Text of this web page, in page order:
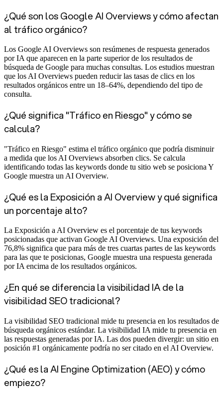
¿Qué son los Google AI Overviews y cómo afectan
al tráfico orgánico?
Los Google AI Overviews son resúmenes de respuesta generados
por IA que aparecen en la parte superior de los resultados de
búsqueda de Google para muchas consultas. Los estudios muestran
que los AI Overviews pueden reducir las tasas de clics en los
resultados orgánicos entre un 18–64%, dependiendo del tipo de
consulta.
¿Qué significa "Tráfico en Riesgo" y cómo se
calcula?
"Tráfico en Riesgo" estima el tráfico orgánico que podría disminuir
a medida que los AI Overviews absorben clics. Se calcula
identificando todas las keywords donde tu sitio web se posiciona Y
Google muestra un AI Overview.
¿Qué es la Exposición a AI Overview y qué significa
un porcentaje alto?
La Exposición a AI Overview es el porcentaje de tus keywords
posicionadas que activan Google AI Overviews. Una exposición del
76,8% significa que para más de tres cuartas partes de las keywords
para las que te posicionas, Google muestra una respuesta generada
por IA encima de los resultados orgánicos.
¿En qué se diferencia la visibilidad IA de la
visibilidad SEO tradicional?
La visibilidad SEO tradicional mide tu presencia en los resultados de
búsqueda orgánicos estándar. La visibilidad IA mide tu presencia en
las respuestas generadas por IA. Las dos pueden divergir: un sitio en
posición #1 orgánicamente podría no ser citado en el AI Overview.
¿Qué es la AI Engine Optimization (AEO) y cómo
empiezo?